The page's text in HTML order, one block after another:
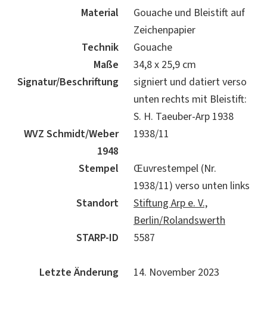
Material
Gouache und Bleistift auf
Zeichenpapier
Technik
Gouache
Maße
34,8 x 25,9 cm
Signatur/Beschriftung
signiert und datiert verso
unten rechts mit Bleistift:
S. H. Taeuber-Arp 1938
WVZ Schmidt/Weber
1948
1938/11
Stempel
Œuvrestempel (Nr.
1938/11) verso unten links
Standort
Stiftung Arp e. V.,
Berlin/Rolandswerth
STARP-ID
5587
Letzte Änderung 14. November 2023